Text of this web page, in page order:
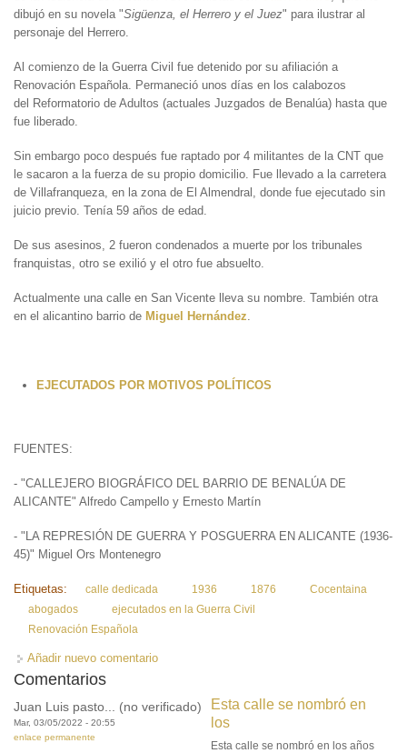
dibujó en su novela "Sigüenza, el Herrero y el Juez" para ilustrar al
personaje del Herrero.
Al comienzo de la Guerra Civil fue detenido por su afiliación a
Renovación Española. Permaneció unos días en los calabozos
del Reformatorio de Adultos (actuales Juzgados de Benalúa) hasta que
fue liberado.
Sin embargo poco después fue raptado por 4 militantes de la CNT que
le sacaron a la fuerza de su propio domicilio. Fue llevado a la carretera
de Villafranqueza, en la zona de El Almendral, donde fue ejecutado sin
juicio previo. Tenía 59 años de edad.
De sus asesinos, 2 fueron condenados a muerte por los tribunales
franquistas, otro se exilió y el otro fue absuelto.
Actualmente una calle en San Vicente lleva su nombre. También otra
en el alicantino barrio de Miguel Hernández
EJECUTADOS POR MOTIVOS POLÍTICOS
FUENTES:
- "CALLEJERO BIOGRÁFICO DEL BARRIO DE BENALÚA DE
ALICANTE" Alfredo Campello y Ernesto Martín
- "LA REPRESIÓN DE GUERRA Y POSGUERRA EN ALICANTE (1936-
45)" Miguel Ors Montenegro
Etiquetas: calle dedicada 1936 1876
Cocentaina
abogados
ejecutados en la Guerra Civil
Renovación Española
Añadir nuevo comentario
Comentarios
Juan Luis pasto... (no verificado)
Mar, 03/05/2022 - 20:55
enlace permanente
Esta calle se nombró en
los
Esta calle se nombró en los años